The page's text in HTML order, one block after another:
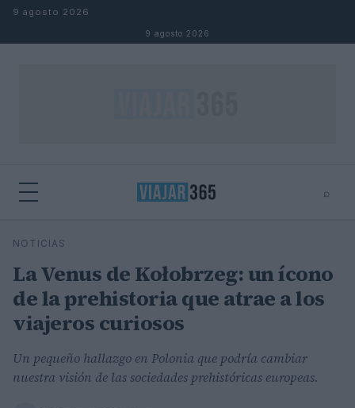
Saltar al contenido
9 agosto 2026
9 agosto 2026
⌕
Buscar
NOTICIAS
La Venus de Kołobrzeg: un ícono
de la prehistoria que atrae a los
viajeros curiosos
Un pequeño hallazgo en Polonia que podría cambiar
nuestra visión de las sociedades prehistóricas europeas.